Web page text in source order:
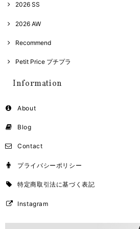
2026 SS
2026 AW
Recommend
Petit Price プチプラ
Information
About
Blog
Contact
プライバシーポリシー
特定商取引法に基づく表記
Instagram